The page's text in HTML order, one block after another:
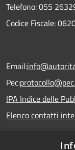
Telefono:055
Codice Fiscale:
Email:
Pec:
IPA Indice delle
Elenco contatti